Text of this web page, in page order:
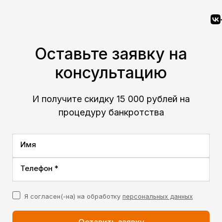
Оставьте заявку на
консультацию
И получите скидку 15 000 рублей на
процедуру банкротства
Имя
Телефон *
Я согласен(-на) на обработку персональных данных